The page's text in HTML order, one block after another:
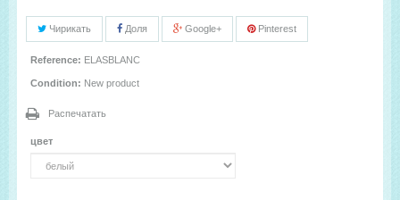
Чирикать Доля Google+ Pinterest
Reference: ELASBLANC
Condition: New product
Распечатать
цвет